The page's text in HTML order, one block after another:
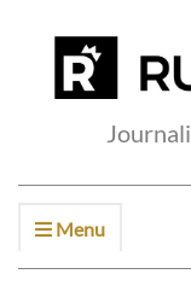
Menu